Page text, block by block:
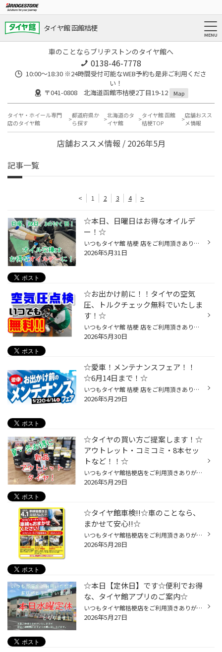
タイヤ館 函館桔梗
車のことならブリヂストンのタイヤ館へ
0138-46-7778
10:00～18:30 ※24時間受付可能なWEB予約も是非ご利用くださ
い！
〒041-0808 北海道函館市桔梗2丁目19-12
Map
タイヤ・ホイール専門
店のタイヤ館
都道府県か
ら探す
北海道のタ
イヤ館
タイヤ館 函館
桔梗TOP
店舗おスス
メ情報
店舗おススメ情報 / 2026年5月
記事一覧
< 1 2 3 4 >
☆本日、日曜日はお得なオイルデ
ー！☆
いつもタイヤ館 桔梗 店をご利用頂きありがとうございます( ⁎ᵕᴗᵕ⁎ ) 本日、日曜日は当店オイルデーとなっております！ オイルデーはエンジンオイル交換が通常時から500円OFF☆ エンジンオイルは車の消耗品の中で交換頻度が高いのに、 ついついさぼってしまいがちです。 エンジンオイルの役割は、簡単...
2026年5月31日
☆お出かけ前に！！タイヤの空気
圧、トルクチェック無料でいたしま
す！☆
いつもタイヤ館 桔梗 店をご利用頂きありがとうございます( ⁎ᵕᴗᵕ⁎ ) ご自分で交換したタイヤも点検いたします！ 『 タイヤ館で交換したわけじゃないけど、空気圧だけ見てほしい 』 というお客様！ もちろん大歓迎です(*'ω'*) 空気圧調整 ナットの増締め 今年も使用可能かどうかの確認 などなど、い...
2026年5月30日
☆愛車！メンテナンスフェア！！
☆6月14日まで！☆
いつもタイヤ館 桔梗 店をご利用頂きありがとうございます( ⁎ᵕᴗᵕ⁎ ) 6月14日まで「愛車メンテナンスフェア」開催中です！ これからの時期、 お出かけ前・後のメンテンナンスや点検は タイヤのプロ「タイヤ館」におまかせください！ まずは無料の安全点検をいかがでしょうか。 ～安全点検項目～ ①エ...
2026年5月29日
☆タイヤの買い方ご提案します！☆
アウトレット・コミコミ・8本セッ
トなど！！☆
いつもタイヤ館桔梗店をご利用頂きありがとうございます！ ☆お得なアウトレットタイヤ☆ タイヤ購入時に、アウトレットタイヤという選択肢があります。 （持ち越し在庫・旧モデル） もちろん新品٩(ˊᗜˋ*)و 「訳アリ」や「中古」ではありません！ でも、「年数がたっていればタイヤは古くなるのでは？...
2026年5月29日
☆タイヤ館車検!!☆車のことなら、
まかせて安心!!☆
いつもタイヤ館桔梗店をご利用頂きありがとうございます！ 皆様はどちらで車検を通されていますか？ ・カーディーラー ・オートショップ ・整備工場 などなど沢山車検をやっているお店はありますが、 タイヤ館でも【車検】をお受けしています！！！ よくお見積りでご来店されるお客様の中には 「他...
2026年5月28日
☆本日【定休日】です☆便利でお得
な、タイヤ館アプリのご案内☆
いつもタイヤ館桔梗店をご利用頂きありがとうございます！ おはようございます♪ 当店は本日定休日となっております！ お急ぎでは無い場合は、是非木曜日に桔梗店のご利用をお待ちしております！ ～ お知らせ ～ タイヤ館アプリには便利な機能が満載！ 安心・安全で快適なカーライフを！ オイル交換...
2026年5月27日